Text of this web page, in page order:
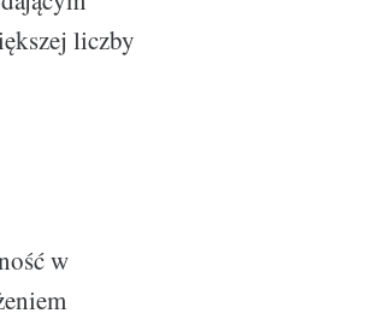
liczby
w